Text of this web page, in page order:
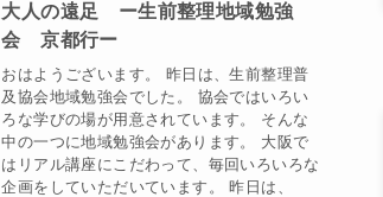
大人の遠足 ー生前整理地域勉強
会 京都行ー
おはようございます。 昨日は、生前整理普
及協会地域勉強会でした。 協会ではいろい
ろな学びの場が用意されています。 そんな
中の一つに地域勉強会があります。 大阪で
はリアル講座にこだわって、毎回いろいろな
企画をしていただいています。 昨日は、